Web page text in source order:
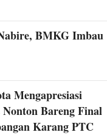
BMKG Imbau
Mengapresiasi
Bareng Final
Karang PTC